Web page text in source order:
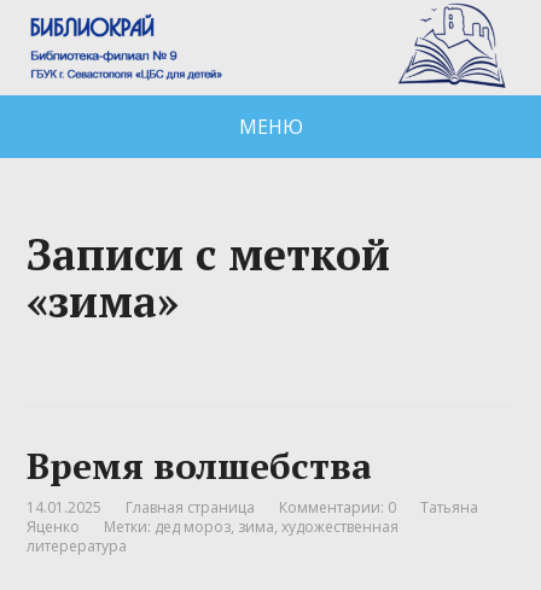
МЕНЮ
Записи с меткой
«зима»
Время волшебства
14.01.2025 Главная страница Комментарии: 0
Татьяна
Яценко
Метки: дед мороз, зима,художественная
литерература